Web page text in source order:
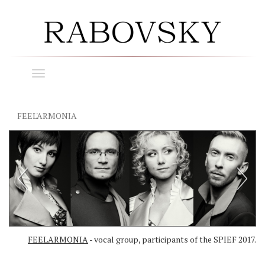
Toggle
FEEL'ARMONIA
FEELARMONIA- vocal group, participants of the SPIEF 2017.